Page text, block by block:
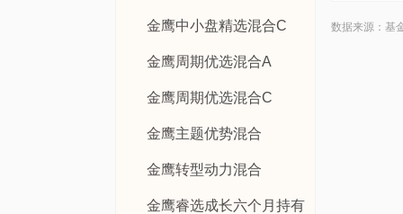
金鹰中小盘精选混合C
金鹰周期优选混合A
金鹰周期优选混合C
金鹰主题优势混合
金鹰转型动力混合
金鹰睿选成长六个月持有
数据来源：基